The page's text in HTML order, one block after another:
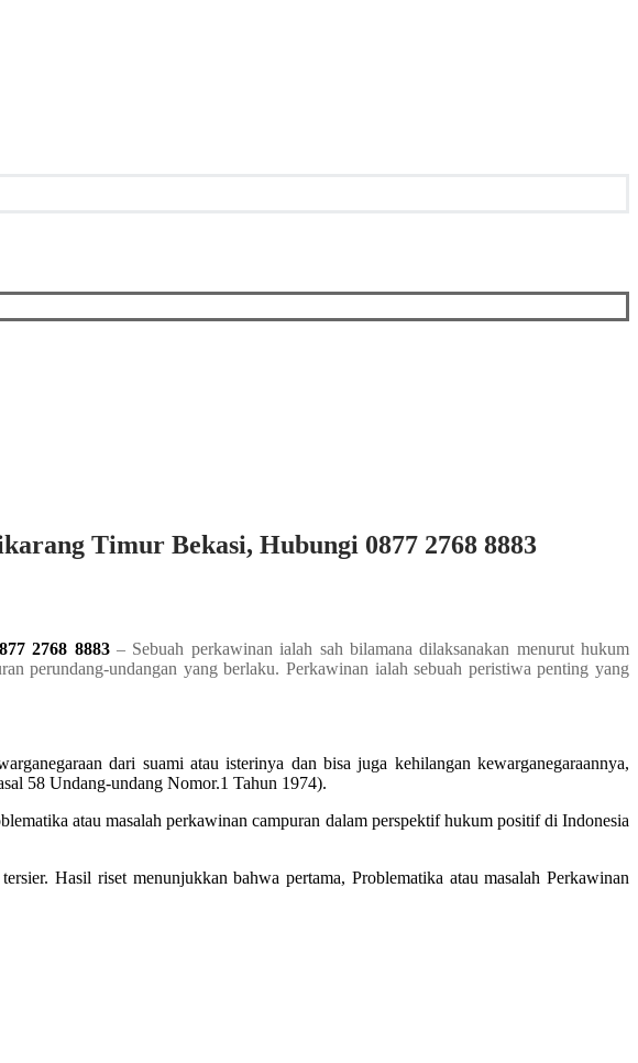
Timur Bekasi, Hubungi 0877 2768 8883
2768 8883 – Sebuah perkawinan ialah sah bilamana dilaksanakan menurut hukum
perundang-undangan yang berlaku. Perkawinan ialah sebuah peristiwa penting yang
dari suami atau isterinya dan bisa juga kehilangan kewarganegaraannya,
58 Undang-undang Nomor.1 Tahun 1974).
atau masalah perkawinan campuran dalam perspektif hukum positif di Indonesia
Hasil riset menunjukkan bahwa pertama, Problematika atau masalah Perkawinan